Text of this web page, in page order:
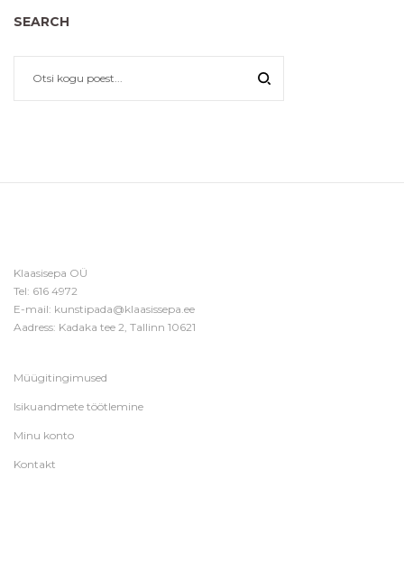
SEARCH
Klaasisepa OÜ
Tel: 616 4972
E-mail: kunstipada@klaasissepa.ee
Aadress: Kadaka tee 2, Tallinn 10621
Müügitingimused
Isikuandmete töötlemine
Minu konto
Kontakt